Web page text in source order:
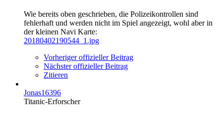
Wie bereits oben geschrieben, die Polizeikontrollen sind
fehlerhaft und werden nicht im Spiel angezeigt, wohl aber in
der kleinen Navi Karte:
20180402190544_1.jpg
Vorheriger offizieller Beitrag
Nächster offizieller Beitrag
Zitieren
Jonas16396
Titanic-Erforscher